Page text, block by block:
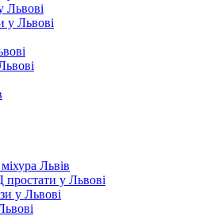
Львові
у Львові
Львів
простати у Львові
у Львові